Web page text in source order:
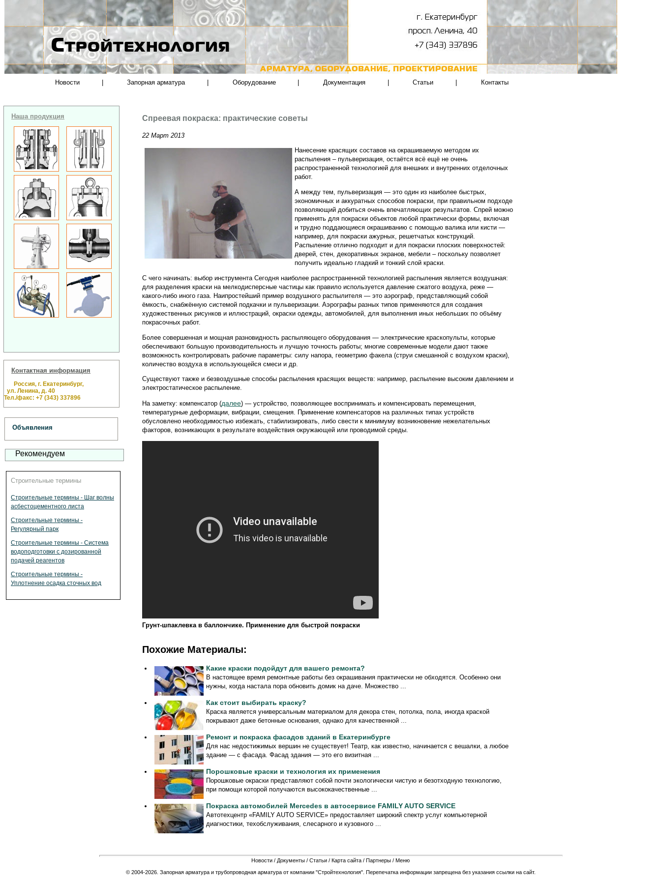
Новости Запорная арматура Оборудование Документация Статьи Контакты
Наша продукция
Контактная информация
Россия, г. Екатеринбург,
ул. Ленина, д. 40
Тел./факс: +7 (343) 337896
Объявления
Рекомендуем
Строительные термины
Строительные термины - Шаг волны
асбестоцементного листа
Строительные термины -
Регулярный парк
Строительные термины - Система
водоподготовки с дозированной
подачей реагентов
Строительные термины -
Уплотнение осадка сточных вод
Спреевая покраска: практические советы
22 Март 2013
Нанесение красящих составов на окрашиваемую методом их
распыления – пульверизация, остаётся всё ещё не очень
распространенной технологией для внешних и внутренних отделочных
работ.
А между тем, пульверизация — это один из наиболее быстрых,
экономичных и аккуратных способов покраски, при правильном подходе
позволяющий добиться очень впечатляющих результатов. Спрей можно
применять для покраски объектов любой практически формы, включая
и трудно поддающиеся окрашиванию с помощью валика или кисти —
например, для покраски ажурных, решетчатых конструкций.
Распыление отлично подходит и для покраски плоских поверхностей:
дверей, стен, декоративных экранов, мебели – поскольку позволяет
получить идеально гладкий и тонкий слой краски.
С чего начинать: выбор инструмента Сегодня наиболее распространенной технологией распыления является воздушная:
для разделения краски на мелкодисперсные частицы как правило используется давление сжатого воздуха, реже —
какого-либо иного газа. Наипростейший пример воздушного распылителя — это аэрограф, представляющий собой
ёмкость, снабжённую системой подкачки и пульверизации. Аэрографы разных типов применяются для создания
художественных рисунков и иллюстраций, окраски одежды, автомобилей, для выполнения иных небольших по объёму
покрасочных работ.
Более совершенная и мощная разновидность распыляющего оборудования — электрические краскопульты, которые
обеспечивают большую производительность и лучшую точность работы; многие современные модели дают также
возможность контролировать рабочие параметры: силу напора, геометрию факела (струи смешанной с воздухом краски),
количество воздуха в использующейся смеси и др.
Существуют также и безвоздушные способы распыления красящих веществ: например, распыление высоким давлением и
электростатическое распыление.
На заметку: компенсатор (далее) — устройство, позволяющее воспринимать и компенсировать перемещения,
температурные деформации, вибрации, смещения. Применение компенсаторов на различных типах устройств
обусловлено необходимостью избежать, стабилизировать, либо свести к минимуму возникновение нежелательных
факторов, возникающих в результате воздействия окружающей или проводимой среды.
Грунт-шпаклевка в баллончике. Применение для быстрой покраски
Похожие Материалы:
Какие краски подойдут для вашего ремонта?
В настоящее время ремонтные работы без окрашивания практически не обходятся. Особенно они
нужны, когда настала пора обновить домик на даче. Множество ...
Как стоит выбирать краску?
Краска является универсальным материалом для декора стен, потолка, пола, иногда краской
покрывают даже бетонные основания, однако для качественной ...
Ремонт и покраска фасадов зданий в Екатеринбурге
Для нас недостижимых вершин не существует! Театр, как известно, начинается с вешалки, а любое
здание — с фасада. Фасад здания — это его визитная ...
Порошковые краски и технология их применения
Порошковые окраски представляют собой почти экологически чистую и безотходную технологию,
при помощи которой получаются высококачественные ...
Покраска автомобилей Mercedes в автосервисе FAMILY AUTO SERVICE
Автотехцентр «FAMILY AUTO SERVICE» предоставляет широкий спектр услуг компьютерной
диагностики, техобслуживания, слесарного и кузовного ...
Новости / Документы / Статьи / Карта сайта / Партнеры / Меню
© 2004-2026. Запорная арматура и трубопроводная арматура от компании "Стройтехнология". Перепечатка информации запрещена без указания ссылки на сайт.